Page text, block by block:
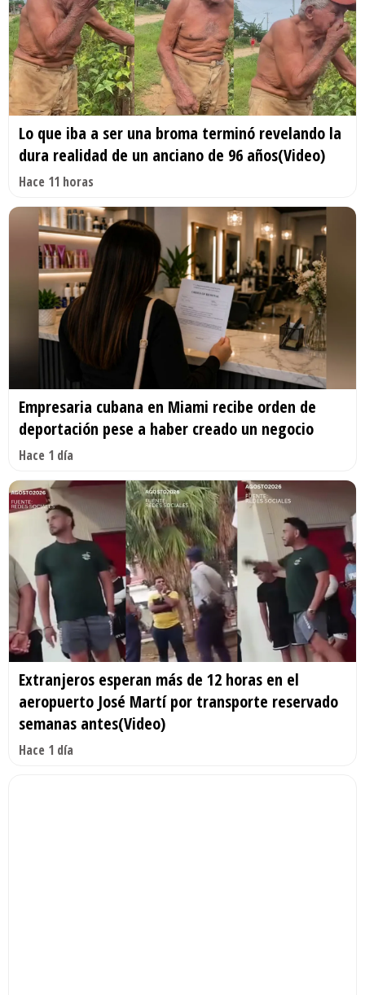
Lo que iba a ser una broma terminó revelando la
dura realidad de un anciano de 96 años(Video)
Hace 11 horas
Empresaria cubana en Miami recibe orden de
deportación pese a haber creado un negocio
Hace 1 día
Extranjeros esperan más de 12 horas en el
aeropuerto José Martí por transporte reservado
semanas antes(Video)
Hace 1 día